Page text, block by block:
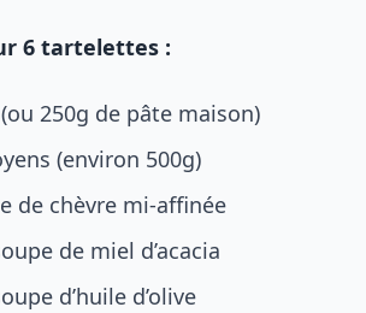
6 tartelettes :
250g de pâte maison)
(environ 500g)
de chèvre mi-affinée
de miel d’acacia
d’huile d’olive